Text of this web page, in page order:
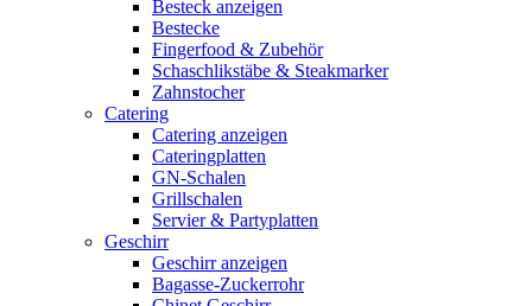
Besteck anzeigen
Bestecke
Fingerfood & Zubehör
Schaschlikstäbe & Steakmarker
Zahnstocher
Catering
Catering anzeigen
Cateringplatten
GN-Schalen
Grillschalen
Servier & Partyplatten
Geschirr
Geschirr anzeigen
Bagasse-Zuckerrohr